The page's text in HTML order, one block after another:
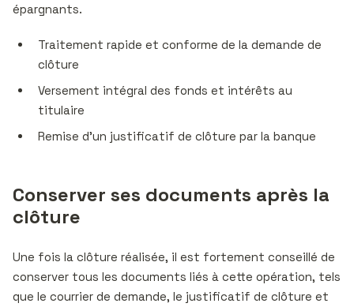
épargnants.
Traitement rapide et conforme de la demande de
clôture
Versement intégral des fonds et intérêts au
titulaire
Remise d’un justificatif de clôture par la banque
Conserver ses documents après la
clôture
Une fois la clôture réalisée, il est fortement conseillé de
conserver tous les documents liés à cette opération, tels
que le courrier de demande, le justificatif de clôture et